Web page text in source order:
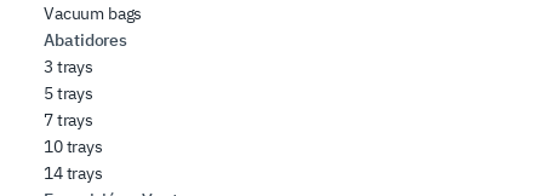
Vacuum bags
Abatidores
3 trays
5 trays
7 trays
10 trays
14 trays